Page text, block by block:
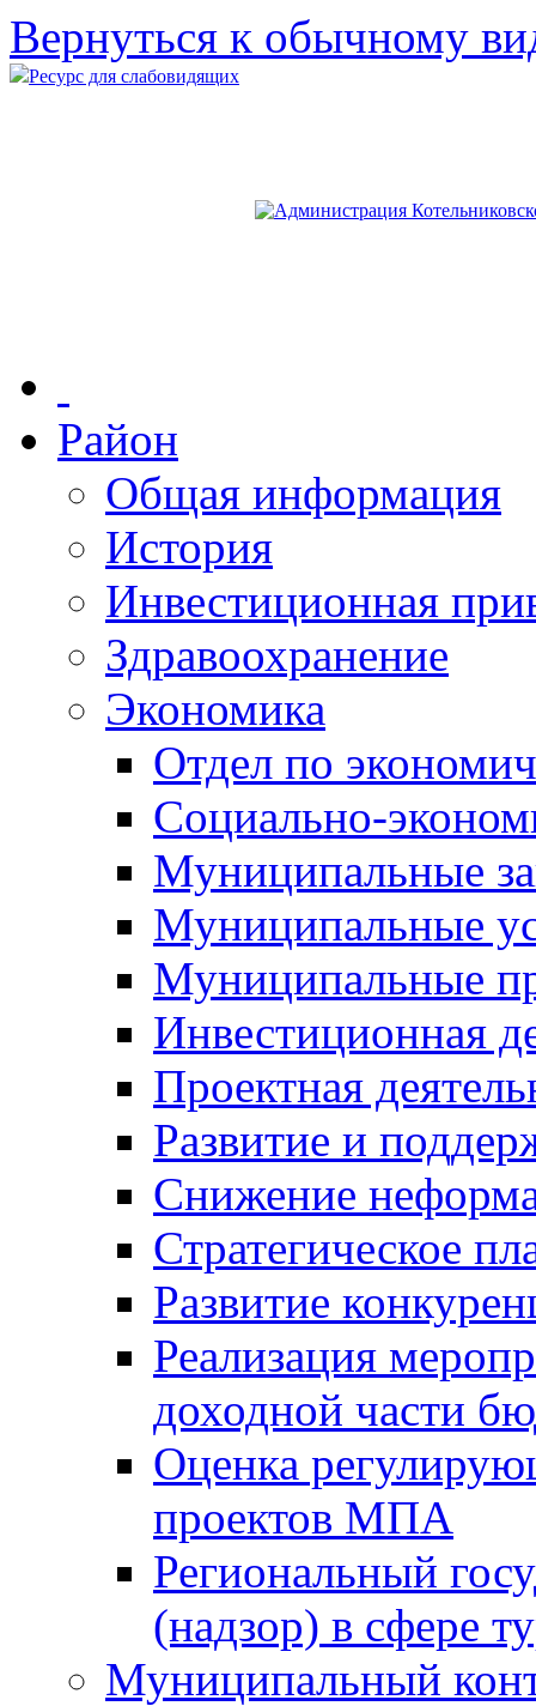
Вернуться к обычному
Ресурс для слабовидящих
Район
Общая информация
История
Инвестиционная
Здравоохранение
Экономика
Отдел по
Социально-
Муниципальные
Муниципальные
Муниципальные
Инвестиционная
Проектная
Развитие и
Снижение
Стратегическое
Развитие
Реализация
доходной части
Оценка
проектов МПА
Региональный
(надзор) в сфере
Муниципальный